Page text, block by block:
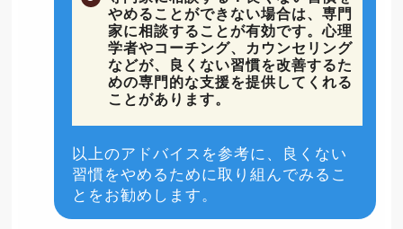
やめることができない場合は、専門
家に相談することが有効です。心理
学者やコーチング、カウンセリング
などが、良くない習慣を改善するた
めの専門的な支援を提供してくれる
ことがあります。
以上のアドバイスを参考に、良くない
習慣をやめるために取り組んでみるこ
とをお勧めします。